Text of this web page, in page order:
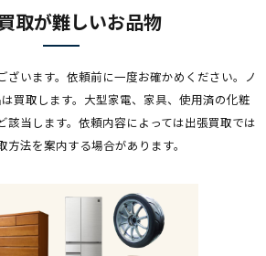
取が難しいお品物
ざいます。依頼前に一度お確かめください。ノ
買取します。 大型家電、家具、使用済の化粧
当します。 依頼内容によっては出張買取では
方法を案内する場合があります。